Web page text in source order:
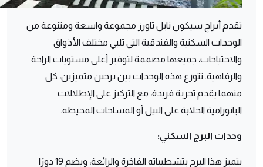
تقدم أبراج سيكون نايل تاورز مجموعة واسعة ومتنوعة من
الوحدات السكنية والفندقية التي تلبي مختلف الأذواق
والاحتياجات، جميعها مصممة لتوفير أعلى مستويات الراحة
والرفاهية. تتوزع هذه الوحدات بين برجين متميزين، كل
منهما يقدم تجربة فريدة، مع التركيز على الإطلالات
البانورامية الخلابة على النيل أو المساحات المحيطة.
وحدات البرج السكني:
يتميز هذا البرج بتشطيباته الفاخرة والرائعة، ويضم 19 دورًا